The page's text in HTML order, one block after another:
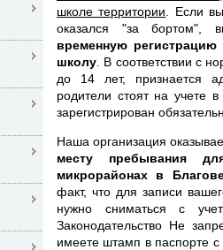
школе территории . Если
оказался "за бортом",
временную
школу . В соответствии с
до 14 лет, признается
родители стоят на учете
зарегистрирован
Наша организация
месту пребывания
микрорайонах в
факт, что для записи
нужно сниматься с
Законодательство Не
имеете штамп в паспорте